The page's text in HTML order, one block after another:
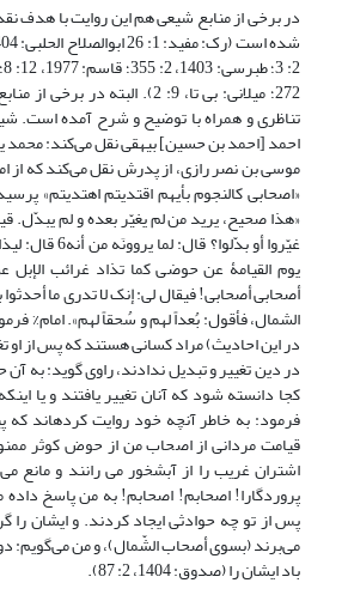
در برخی از منابع شیعی هم این روایت با هدف
272؛ میلانی: بی تا، 9: 2). البته در
تناظری و همراه با توضیح و شرح آمده
احمد [احمد بن حسین] بیهقی نقل می‌کند: محمد
موسى بن نصر رازی، از پدرش نقل می‌کند که از
«اصحابی کالنجوم بأیهم اقتدیتم اهتدیتم»
«هذا صحیح، یرید من لم یغیّر بعده و لم یبدّل.
غیّروا أو بدّلوا؟
یوم القیامۀ عن حوضی کما تذاد غرائب الإبل
أصحابی أصحابی! فیقال لی: إنک لا تدری ما
الشمال، فأقول: بُعداً لهم و سُحقاً لهم». امام%
در این احادیث) مراد کسانى هستند که پس از او
در دین تغییر و تبدیل ندادند، راوى گوید:
کجا دانسته شود که آنان تغییر یافتند و یا
قیامت مردانى از اصحاب من از حوض کوثر
اشتران غریب را از آبشخور می رانند و مانع
پروردگارا! اصحابم! اصحابم! به من پاسخ
پس از تو چه حوادثى ایجاد کردند. و ایشان را
می‌برند (بسوى أصحاب الشّمال)، و من می‌گویم:
باد ایشان را (صدوق: 1404، 2: 87).